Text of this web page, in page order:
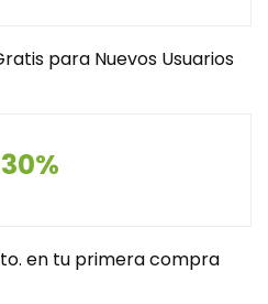
para Nuevos Usuarios
en tu primera compra